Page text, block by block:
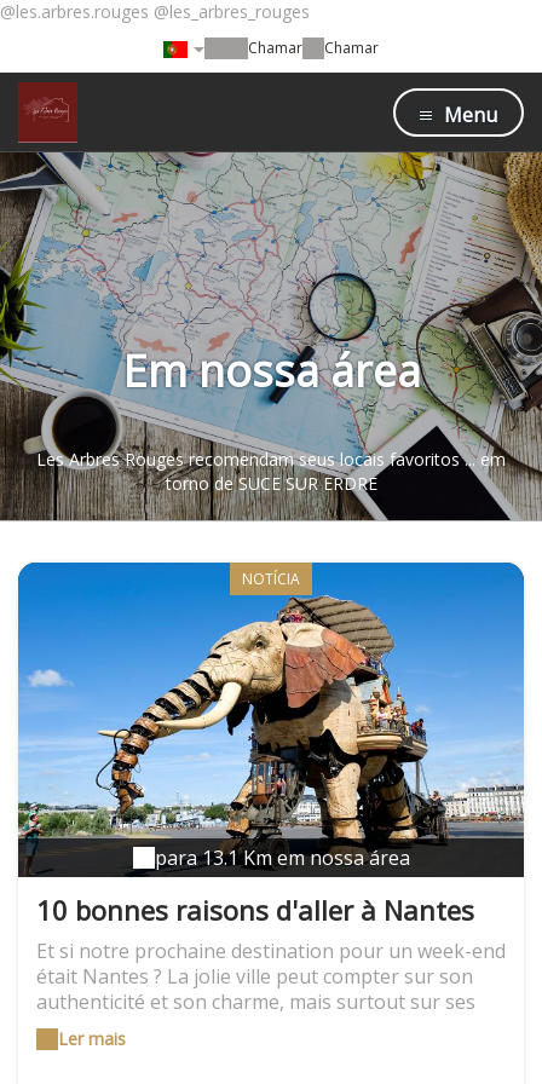
@les.arbres.rouges @les_arbres_rouges
Chamar Chamar
Menu
Em nossa área
Les Arbres Rouges recomendam seus locais favoritos ... em
torno de SUCE SUR ERDRE
NOTÍCIA
para 13.1 Km em nossa área
10 bonnes raisons d'aller à Nantes
Et si notre prochaine destination pour un week-end
était Nantes ? La jolie ville peut compter sur son
authenticité et son charme, mais surtout sur ses
nombreuses animations culturelles. Voici 10
bonnes raisons de partir découvrir Nantes le plus
Ler mais